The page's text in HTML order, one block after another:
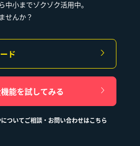
中小までゾクゾク活用中。
せんか？
ド
能を試してみる
ついてご相談・お問い合わせはこちら